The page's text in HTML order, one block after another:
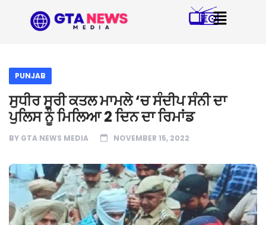
PUNJAB
ਸੁਧੀਰ ਸੂਰੀ ਕਤਲ ਮਾਮਲੇ ‘ਚ ਸੰਦੀਪ ਸੰਨੀ ਦਾ
ਪੁਲਿਸ ਨੂੰ ਮਿਲਿਆ 2 ਦਿਨ ਦਾ ਰਿਮਾਂਡ
BY GTA NEWS MEDIA NOVEMBER 15, 2022